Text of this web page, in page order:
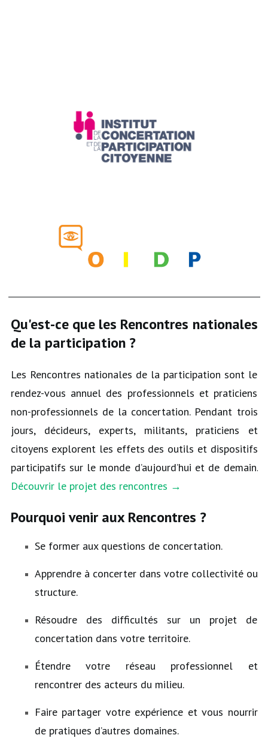
Qu'est-ce que les Rencontres nationales
de la participation ?
Les Rencontres nationales de la participation sont le
rendez-vous annuel des professionnels et praticiens
non-professionnels de la concertation. Pendant trois
jours, décideurs, experts, militants, praticiens et
citoyens explorent les effets des outils et dispositifs
participatifs sur le monde d’aujourd’hui et de demain.
Découvrir le projet des rencontres →
Pourquoi venir aux Rencontres ?
Se former aux questions de concertation.
Apprendre à concerter dans votre collectivité ou
structure.
Résoudre des difficultés sur un projet de
concertation dans votre territoire.
Étendre votre réseau professionnel et
rencontrer des acteurs du milieu.
Faire partager votre expérience et vous nourrir
de pratiques d’autres domaines.